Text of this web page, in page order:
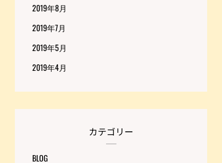
2019年8月
2019年7月
2019年5月
2019年4月
カテゴリー
BLOG